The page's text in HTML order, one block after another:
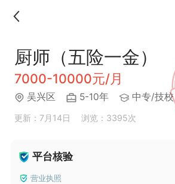
厨师（五险一金）
7000-10000元/月
吴兴区 5-10年 中专/技校
更新：7月14日 浏览：3395次
平台核验
营业执照